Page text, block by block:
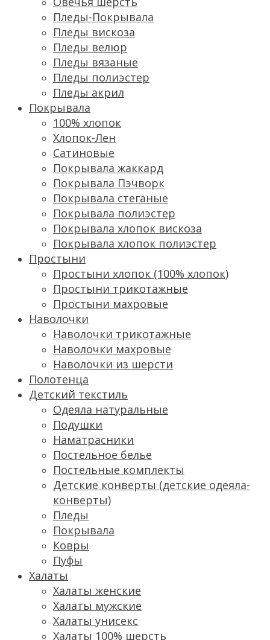
Пледы-Покрывала
Пледы вискоза
Пледы велюр
Пледы вязаные
Пледы полиэстер
Пледы акрил
Покрывала
100% хлопок
Хлопок-Лен
Сатиновые
Покрывала жаккард
Покрывала Пэчворк
Покрывала стеганые
Покрывала полиэстер
Покрывала хлопок вискоза
Покрывала хлопок полиэстер
Простыни
Простыни хлопок (100% хлопок)
Простыни трикотажные
Простыни махровые
Наволочки
Наволочки трикотажные
Наволочки махровые
Наволочки из шерсти
Полотенца
Детский текстиль
Одеяла натуральные
Подушки
Наматрасники
Постельное белье
Постельные комплекты
Детские конверты (детские одеяла-
конверты)
Пледы
Покрывала
Ковры
Пуфы
Халаты
Халаты женские
Халаты мужские
Халаты унисекс
Халаты 100% шерсть